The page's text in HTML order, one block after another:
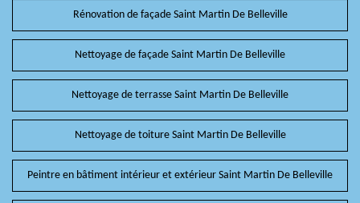
Rénovation de façade Saint Martin De Belleville
Nettoyage de façade Saint Martin De Belleville
Nettoyage de terrasse Saint Martin De Belleville
Nettoyage de toiture Saint Martin De Belleville
Peintre en bâtiment intérieur et extérieur Saint Martin De Belleville